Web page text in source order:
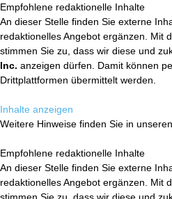
Empfohlene redaktionelle Inhalte
An dieser Stelle finden Sie externe
redaktionelles Angebot ergänzen. Mit
stimmen Sie zu, dass wir diese und
Inc. anzeigen dürfen. Damit können
Drittplattformen übermittelt werden.
Inhalte anzeigen
Weitere Hinweise finden Sie in unseren
Empfohlene redaktionelle Inhalte
An dieser Stelle finden Sie externe
redaktionelles Angebot ergänzen. Mit